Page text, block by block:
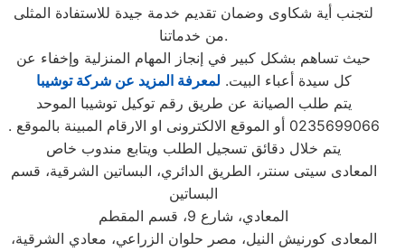
لتجنب أية شكاوى وضمان تقديم خدمة جيدة للاستفادة المثلى
من خدماتنا.
حيث تساهم بشكل كبير في إنجاز المهام المنزلية وإخفاء عن
كل سيدة أعباء البيت. لمعرفة المزيد عن شركة توشيبا
يتم طلب الصيانة عن طريق رقم توكيل توشيبا الموحد
0235699066 أو الموقع الالكترونى او الارقام المبينة بالموقع .
يتم خلال دقائق تسجيل الطلب ويتابع مندوب خاص
المعادى سيتى سنتر، الطريق الدائري، البساتين الشرقية، قسم
البساتين
المعادي، شارع 9، قسم المقطم
المعادى كورنيش النيل، مصر حلوان الزراعي، معادي الشرقية،